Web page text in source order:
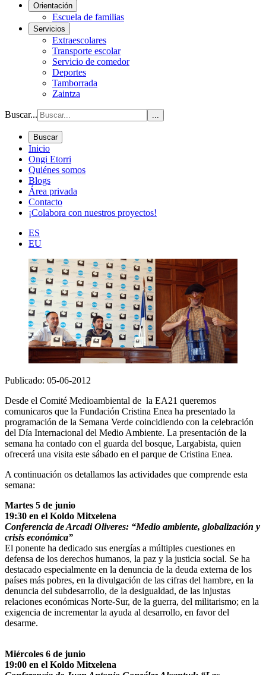
Orientación
Escuela de familias
Servicios
Extraescolares
Transporte escolar
Servicio de comedor
Deportes
Tamborrada
Zaintza
Buscar... ...
Buscar
Inicio
Ongi Etorri
Quiénes somos
Blogs
Área privada
Contacto
¡Colabora con nuestros proyectos!
ES
EU
Publicado: 05-06-2012
Desde el Comité Medioambiental de la EA21 queremos
comunicaros que la Fundación Cristina Enea ha presentado la
programación de la Semana Verde coincidiendo con la celebración
del Día Internacional del Medio Ambiente. La presentación de la
semana ha contado con el guarda del bosque, Largabista, quien
ofrecerá una visita este sábado en el parque de Cristina Enea.
A continuación os detallamos las actividades que comprende esta
semana:
Martes 5 de junio
19:30 en el Koldo Mitxelena
Conferencia de Arcadi Oliveres: “Medio ambiente, globalización y
crisis económica”
El ponente ha dedicado sus energías a múltiples cuestiones en
defensa de los derechos humanos, la paz y la justicia social. Se ha
destacado especialmente en la denuncia de la deuda externa de los
países más pobres, en la divulgación de las cifras del hambre, en la
denuncia del subdesarrollo, de la desigualdad, de las injustas
relaciones económicas Norte-Sur, de la guerra, del militarismo; en la
exigencia de incrementar la ayuda al desarrollo, en favor del
desarme.
Miércoles 6 de junio
19:00 en el Koldo Mitxelena